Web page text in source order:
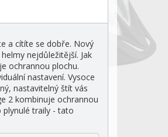
a cítíte se dobře. Nový
nejdůležitější. Jak
ochrannou plochu.
nastavení. Vysoce
nastavitelný štít vás
2 kombinuje ochrannou
plynulé traily - tato